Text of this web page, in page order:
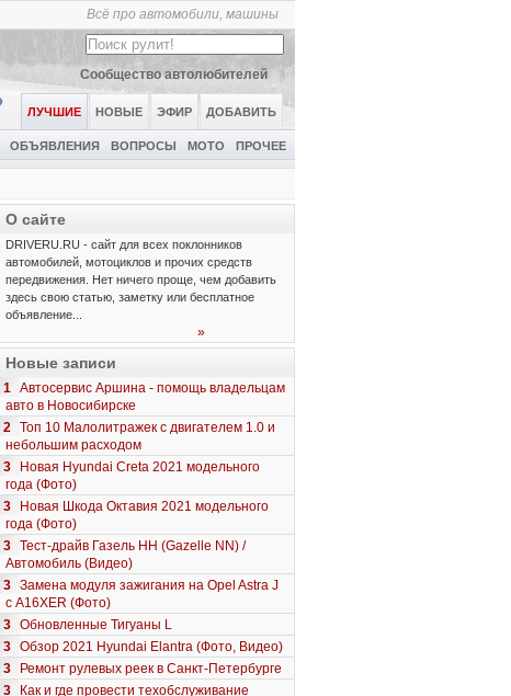
Всё про автомобили, машины
Сообщество автолюбителей
ЛУЧШИЕ НОВЫЕ ЭФИР ДОБАВИТЬ
ОБЪЯВЛЕНИЯ ВОПРОСЫ МОТО ПРОЧЕЕ
О сайте
DRIVERU.RU - сайт для всех поклонников
автомобилей, мотоциклов и прочих средств
передвижения. Нет ничего проще, чем добавить
здесь свою статью, заметку или бесплатное
объявление...
»
Новые записи
1 Автосервис Аршина - помощь владельцам
авто в Новосибирске
2 Топ 10 Малолитражек с двигателем 1.0 и
небольшим расходом
3
Новая Hyundai Creta 2021 модельного
года (Фото)
3
Новая Шкода Октавия 2021 модельного
года (Фото)
3 Тест-драйв Газель НН (Gazelle NN) /
Автомобиль (Видео)
3 Замена модуля зажигания на Opel Astra J
с A16XER (Фото)
3 Обновленные Тигуаны L
3 Обзор 2021 Hyundai Elantra (Фото, Видео)
3
Ремонт рулевых реек в Санкт-Петербурге
3
Как и где провести техобслуживание